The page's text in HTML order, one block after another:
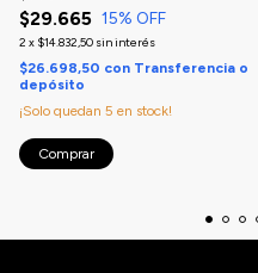
$29.665 15% OFF
2 x $14.832,50 sin interés
$26.698,50 con Transferencia o
depósito
¡Solo quedan 5 en stock!
Comprar